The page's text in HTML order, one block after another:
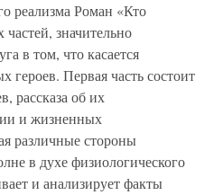
реализма Роман «Кто
частей, значительно
в том, что касается
героев. Первая часть состоит
рассказа об их
и жизненных
различные стороны
в духе физиологического
и анализирует факты